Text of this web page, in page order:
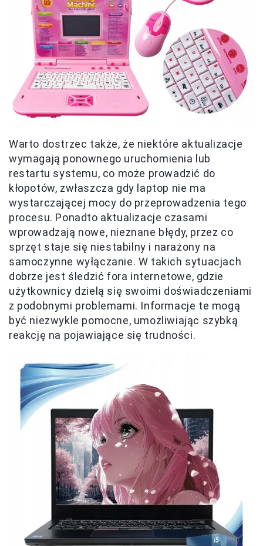
Warto dostrzec także, że niektóre aktualizacje
wymagają ponownego uruchomienia lub
restartu systemu, co może prowadzić do
kłopotów, zwłaszcza gdy laptop nie ma
wystarczającej mocy do przeprowadzenia tego
procesu. Ponadto aktualizacje czasami
wprowadzają nowe, nieznane błędy, przez co
sprzęt staje się niestabilny i narażony na
samoczynne wyłączanie. W takich sytuacjach
dobrze jest śledzić fora internetowe, gdzie
użytkownicy dzielą się swoimi doświadczeniami
z podobnymi problemami. Informacje te mogą
być niezwykle pomocne, umożliwiając szybką
reakcję na pojawiające się trudności.